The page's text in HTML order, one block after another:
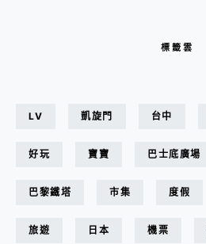
標籤雲
LV 凱旋門 台中
好玩 寶寶 巴士底廣場
巴黎鐵塔 市集 度假
旅遊 日本 機票